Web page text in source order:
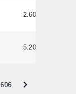
2.60
5.20.0.22
606